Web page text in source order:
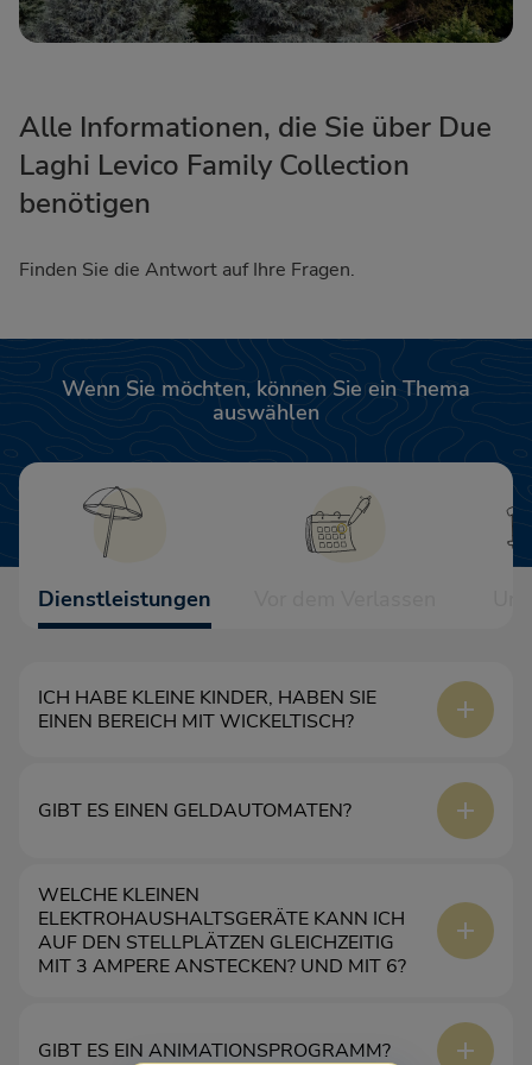
Alle Informationen, die Sie über Due
Laghi Levico Family Collection
benötigen
Finden Sie die Antwort auf Ihre Fragen.
Wenn Sie möchten, können Sie ein Thema
auswählen
Dienstleistungen
ICH HABE KLEINE KINDER, HABEN SIE
EINEN BEREICH MIT WICKELTISCH?
Ja, in den Sanitäranlagen finden Sie einen schönen
Wickelraum.
GIBT ES EINEN GELDAUTOMATEN?
Nein.
WELCHE KLEINEN
ELEKTROHAUSHALTSGERÄTE KANN ICH
AUF DEN STELLPLÄTZEN GLEICHZEITIG
MIT 3 AMPERE ANSTECKEN? UND MIT 6?
3 Ampere: Licht und Kühlschrank. 6 Ampere: Licht,
Kühlschrank und Kaffeemaschine.
GIBT ES EIN ANIMATIONSPROGRAMM?